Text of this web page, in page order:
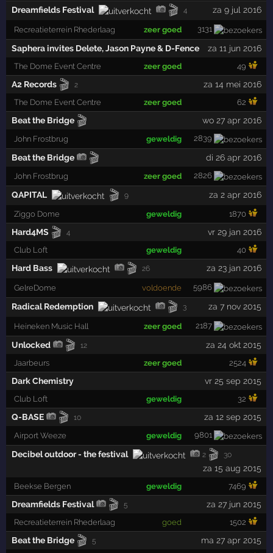
Dreamfields Festival 🎬 4 za 9 jul 2016
Recreatieterrein Rhederlaag zeer goed 3131
Saphera invites Delete, Jason Payne & D-Fence za 11 jun 2016
The Dome Event Centre zeer goed 49
A2 Records 🎬 2 za 14 mei 2016
The Dome Event Centre zeer goed 62
Beat the Bridge 🎬 wo 27 apr 2016
John Frostbrug geweldig 2839
Beat the Bridge 🎬 di 26 apr 2016
John Frostbrug zeer goed 2826
QAPITAL 🎬 9 za 2 apr 2016
Ziggo Dome geweldig 1870
Hard4MS 🎬 4 vr 29 jan 2016
Club Loft geweldig 40
Hard Bass 🎬 26 za 23 jan 2016
GelreDome voldoende 5986
Radical Redemption 🎬 3 za 7 nov 2015
Heineken Music Hall zeer goed 2187
Unlocked 🎬 12 za 24 okt 2015
Jaarbeurs zeer goed 2524
Dark Chemistry vr 25 sep 2015
Club Loft geweldig 32
Q-BASE 🎬 10 za 12 sep 2015
Airport Weeze geweldig 9801
Decibel outdoor - the festival 2 🎬 30
za 15 aug 2015
Beekse Bergen geweldig 7469
Dreamfields Festival 🎬 5 za 27 jun 2015
Recreatieterrein Rhederlaag goed 1502
Beat the Bridge 🎬 5 ma 27 apr 2015